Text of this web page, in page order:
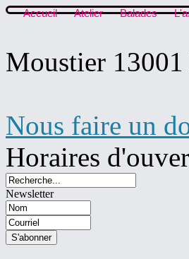
Accueil Atelier Balades
Moustier
Nous faire un
Horaires
Newsletter